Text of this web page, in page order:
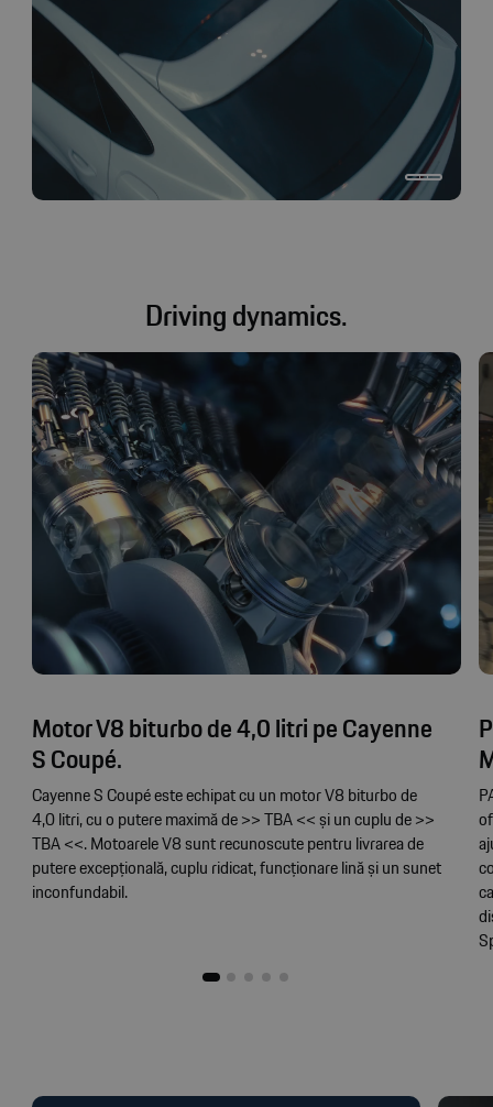
Driving dynamics.
Motor V8 biturbo de 4,0 litri pe Cayenne
S Coupé.
Cayenne S Coupé este echipat cu un motor V8 biturbo de
4,0 litri, cu o putere maximă de >> TBA << și un cuplu de >>
TBA <<. Motoarele V8 sunt recunoscute pentru livrarea de
putere excepțională, cuplu ridicat, funcționare lină și un sunet
inconfundabil.